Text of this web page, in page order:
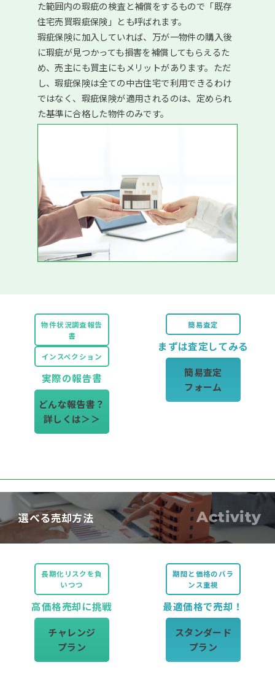
た範囲内の瑕疵の検査と補償をするもので「既存
住宅売買瑕疵保険」とも呼ばれます。
瑕疵保険に加入していれば、万が一物件の購入後
に瑕疵が見つかっても損害を補償してもらえるた
め、売主にも買主にもメリットがあります。ただ
し、瑕疵保険は全ての中古住宅で利用できるわけ
ではなく、瑕疵保険が適用されるのは、定められ
た基準に合格した物件のみです。
物件状況調査報告
書
インスペクション
実際の報告書
どんな報告書？
詳しくは＞＞
簡易査定
まずは査定してみる
簡易査定
フォーム
選べる売却方法 Activity
長期化リスクを負
いつつ
高価格売却に挑戦
チャレンジ
プラン
期間と価格のバラ
ンス重視
最適価格で売却！
スタンダード
プラン